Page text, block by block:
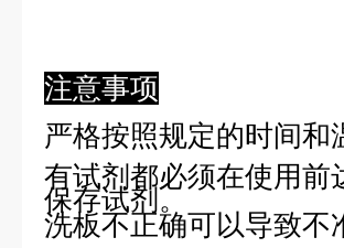
注意事项
严格按照规定的时间
有试剂都必须在使用
保存试剂。
洗板不正确可以导致不